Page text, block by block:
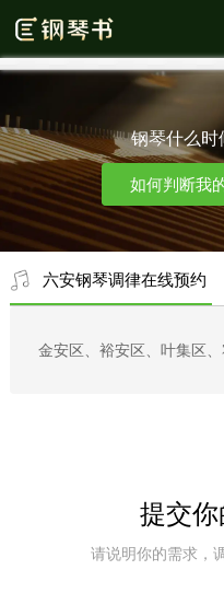
钢琴什么时
如何判断我
六安钢琴调律在线预约
金安区、裕安区、叶集区
提交
请说明你的需求，